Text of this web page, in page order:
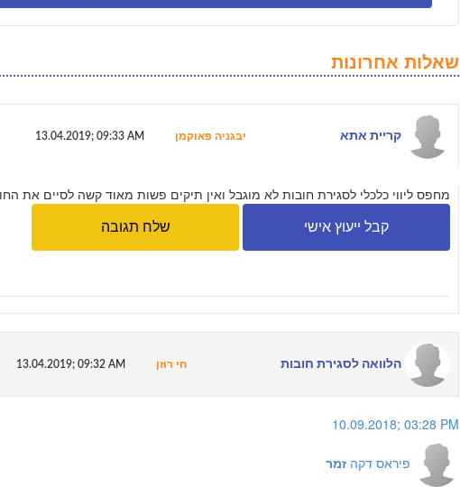
שאלות אחרונות
13.04.2019; 09:33 AM יבגניה פאוקמן קריית אתא
מחפס ליווי כלכלי לסגירת חובות לא מוגבל ואין תיקים פשות מאוד קשה לסיים את
שלח תגובה קבל ייעוץ אישי
13.04.2019; 09:32 AM חי רוזן הלוואה לסגירת חובות
10.09.2018; 03:28 PM
פיראס דקה זמר